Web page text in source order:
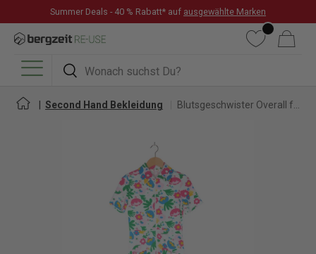
DIREKT ZUM INHALT
Summer Deals - 40 % Rabatt* auf ausgewählte Marken
Suchen
Suchen
WunschlisteWarenkorb
Menü
Second Hand Bekleidung